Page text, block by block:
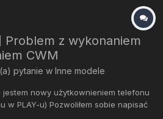
Problem z wykonaniem
CWM
pytanie w Inne modele
nowy użytkownieniem telefonu
w PLAY-u) Pozwoliłem sobie napisać